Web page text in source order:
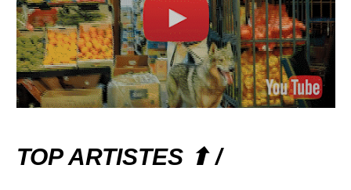
TOP ARTISTES ⬆ /